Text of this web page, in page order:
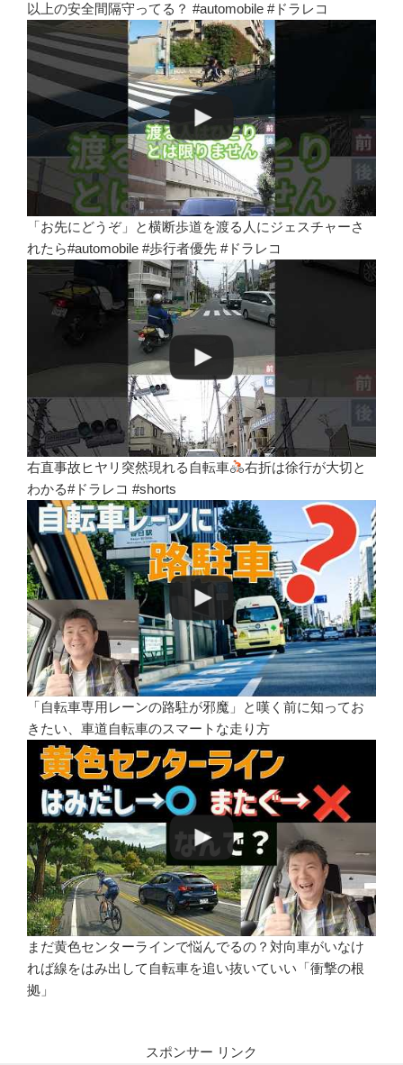
以上の安全間隔守ってる？ #automobile #ドラレコ
「お先にどうぞ」と横断歩道を渡る人にジェスチャーさ
れたら#automobile #歩行者優先 #ドラレコ
右直事故ヒヤリ突然現れる自転車
右折は徐行が大切と
わかる#ドラレコ #shorts
「自転車専用レーンの路駐が邪魔」と嘆く前に知ってお
きたい、車道自転車のスマートな走り方
まだ黄色センターラインで悩んでるの？対向車がいなけ
れば線をはみ出して自転車を追い抜いていい「衝撃の根
拠」
スポンサー リンク